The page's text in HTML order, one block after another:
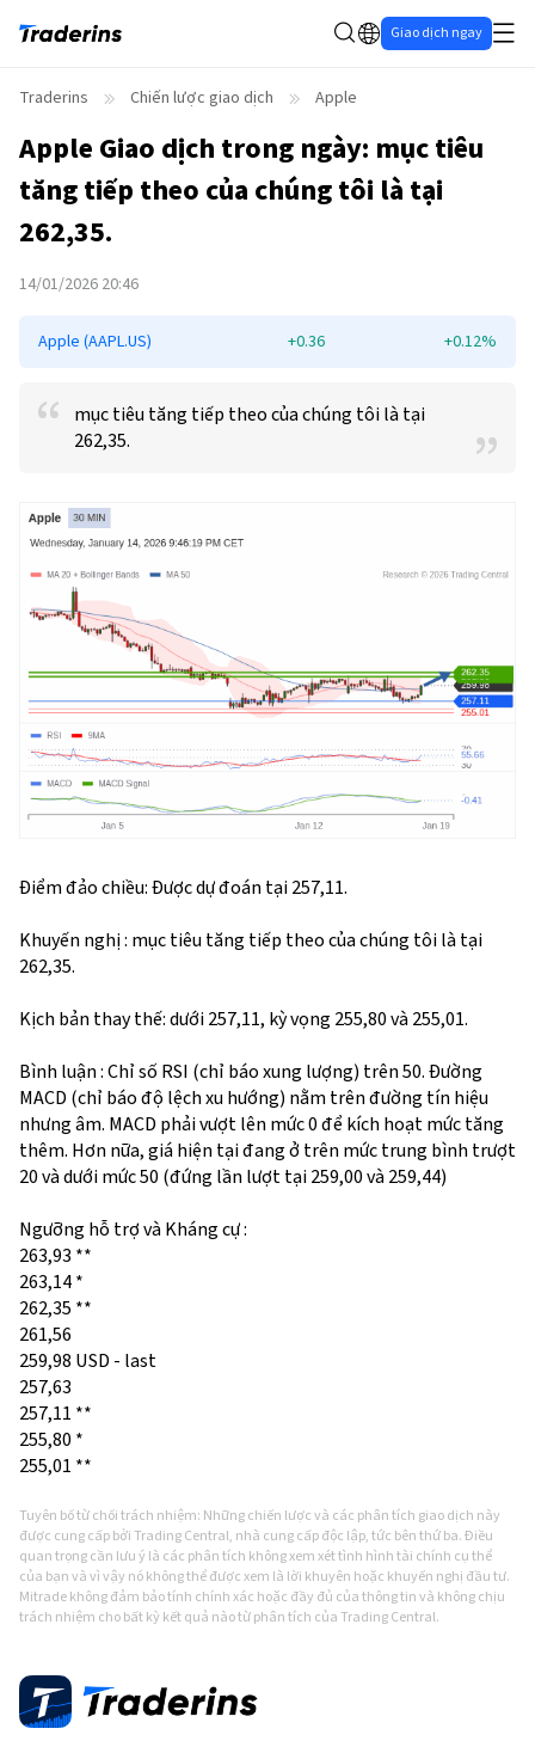
Giao dịch ngay
Traderins Chiến lược giao dịch Apple
Apple Giao dịch trong ngày: mục tiêu
tăng tiếp theo của chúng tôi là tại
262,35.
14/01/2026 20:46
Apple (AAPL.US) +0.36 +0.12%
mục tiêu tăng tiếp theo của chúng tôi là tại
262,35.
Điểm đảo chiều: Được dự đoán tại 257,11.
Khuyến nghị : mục tiêu tăng tiếp theo của chúng tôi là tại
262,35.
Kịch bản thay thế: dưới 257,11, kỳ vọng 255,80 và 255,01.
Bình luận : Chỉ số RSI (chỉ báo xung lượng) trên 50. Đường
MACD (chỉ báo độ lệch xu hướng) nằm trên đường tín hiệu
nhưng âm. MACD phải vượt lên mức 0 để kích hoạt mức tăng
thêm. Hơn nữa, giá hiện tại đang ở trên mức trung bình trượt
20 và dưới mức 50 (đứng lần lượt tại 259,00 và 259,44)
Ngưỡng hỗ trợ và Kháng cự :
263,93 **
263,14 *
262,35 **
261,56
259,98 USD - last
257,63
257,11 **
255,80 *
255,01 **
Tuyên bố từ chối trách nhiệm: Những chiến lược và các phân tích giao dịch này
được cung cấp bởi Trading Central, nhà cung cấp độc lập, tức bên thứ ba. Điều
quan trọng cần lưu ý là các phân tích không xem xét tình hình tài chính cụ thể
của bạn và vì vậy nó không thể được xem là lời khuyên hoặc khuyến nghị đầu tư.
Mitrade không đảm bảo tính chính xác hoặc đầy đủ của thông tin và không chịu
trách nhiệm cho bất kỳ kết quả nào từ phân tích của Trading Central.